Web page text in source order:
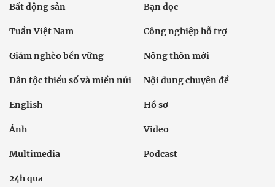
Bất động sản Bạn đọc
Tuần Việt Nam Công nghiệp hỗ trợ
Giảm nghèo bền vững Nông thôn mới
Dân tộc thiểu số và miền núi Nội dung chuyên đề
English Hồ sơ
Ảnh Video
Multimedia Podcast
24h qua